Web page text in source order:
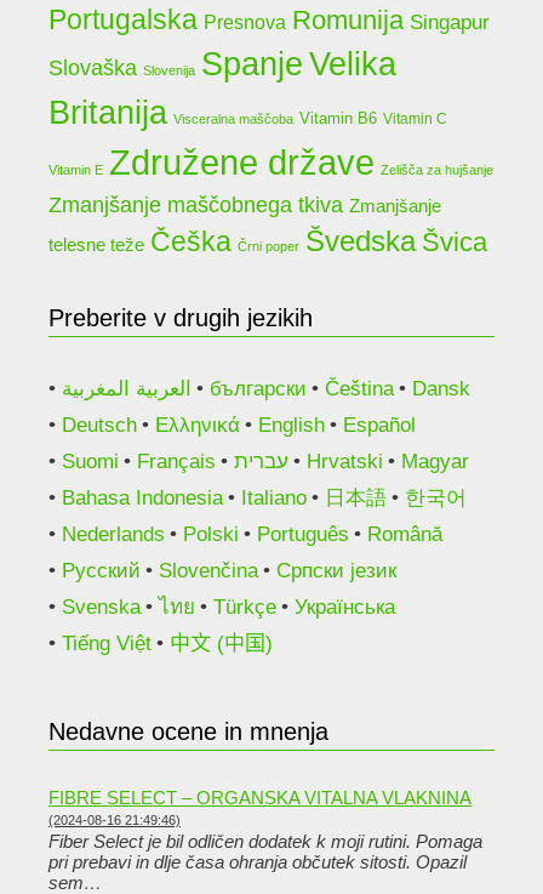
Portugalska Presnova Romunija Singapur
Slovaška Slovenija SpanjeVelika
Britanija Visceralna maščoba Vitamin B6 Vitamin C
Vitamin E Združene države Zelišča za hujšanje
Zmanjšanje maščobnega tkiva Zmanjšanje
telesne teže Češka Črni poper Švedska Švica
Preberite v drugih jezikih
العربية المغربية български Čeština
Dansk
Deutsch
Ελληνικά English
Español
Suomi
Français עברית Hrvatski
Magyar
Bahasa Indonesia
Italiano 日本語
한국어
Nederlands
Polski Português
Română
Русский
Slovenčina
Српски језик
Svenska
ไทย Türkçe
Українська
Tiếng Việt
中文 (中国)
Nedavne ocene in mnenja
FIBRE SELECT – ORGANSKA VITALNA VLAKNINA
(2024-08-16 21:49:46)
Fiber Select je bil odličen dodatek k moji rutini. Pomaga
pri prebavi in ​​dlje časa ohranja občutek sitosti. Opazil
sem…